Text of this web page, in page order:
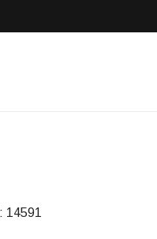
14591